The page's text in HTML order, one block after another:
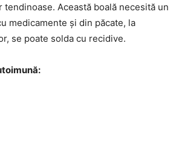
Această boală necesită un
medicamente şi din păcate, la
se poate solda cu recidive.